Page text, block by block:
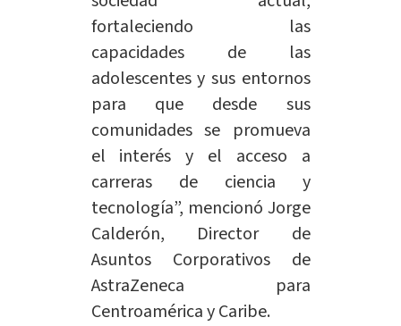
fortaleciendo las
capacidades de las
adolescentes y sus entornos
para que desde sus
comunidades se promueva
el interés y el acceso a
carreras de ciencia y
tecnología”, mencionó Jorge
Calderón, Director de
Asuntos Corporativos de
AstraZeneca para
Centroamérica y Caribe.